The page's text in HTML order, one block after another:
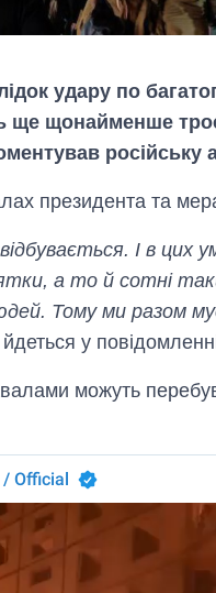
удару по
ще щонайменше
російську
президента та
І в цих
а то й сотні
Тому ми разом
у
можуть